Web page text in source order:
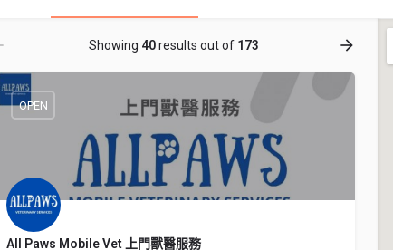
Showing 40results out of 173
All Paws Mobile Vet 上門獸醫服務
OPEN